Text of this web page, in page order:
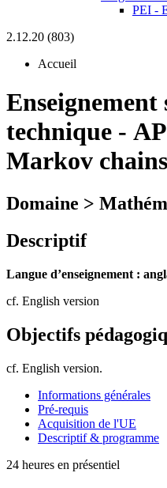
PEI -
2.12.20 (803)
Accueil
technique -
Markov
Domaine >
Descriptif
Langue d’enseignement :
cf. English version
Objectifs
cf. English version.
Informations générales
Pré-requis
Acquisition de l'UE
Descriptif & programme
24 heures en présentiel